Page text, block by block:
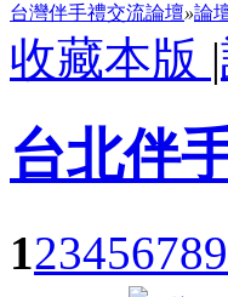
台灣伴手禮交流論壇»論
收藏本版 |
台北伴
123456789